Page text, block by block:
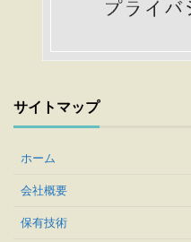
サイトマップ
ホーム
会社概要
保有技術